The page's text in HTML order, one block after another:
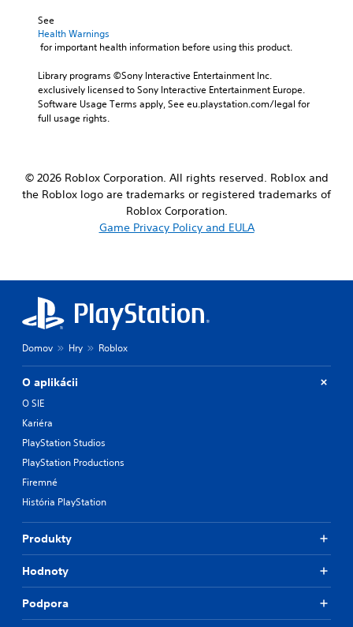
i
v
d
u
a
l
i
o
.
See
Health Warnings
for important health information before using this product.
Library programs ©Sony Interactive Entertainment Inc.
exclusively licensed to Sony Interactive Entertainment Europe.
Software Usage Terms apply, See eu.playstation.com/legal for
full usage rights.
© 2026 Roblox Corporation. All rights reserved. Roblox and
the Roblox logo are trademarks or registered trademarks of
Roblox Corporation.
Game Privacy Policy and EULA
Domov Hry Roblox
O aplikácii
O SIE
Kariéra
PlayStation Studios
PlayStation Productions
Firemné
História PlayStation
Produkty
Hodnoty
Podpora